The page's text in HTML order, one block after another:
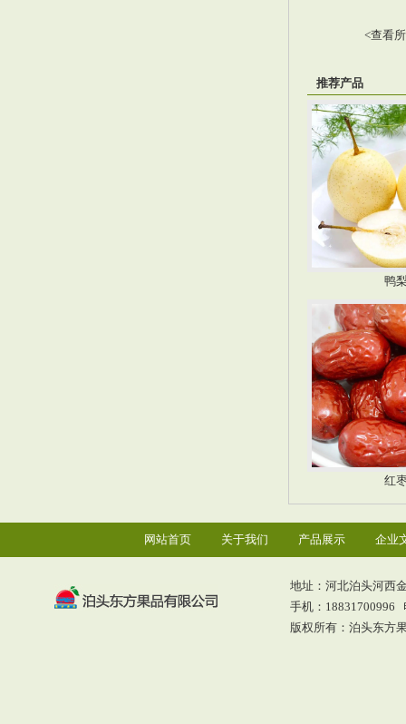
<查看
推荐产品
鸭
红
网站首页 关于我们 产品展示 企业
地址：河北泊头河西
手机：18831700996
版权所有：泊头东